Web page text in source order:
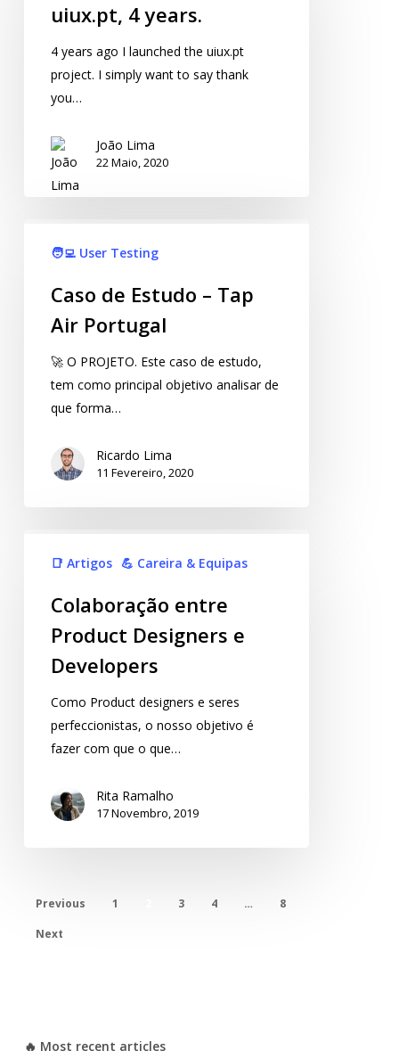
uiux.pt, 4 years.
4 years ago I launched the uiux.pt
project. I simply want to say thank
you…
João Lima
22 Maio, 2020
🧑‍💻 User Testing
Caso de Estudo – Tap
Air Portugal
🚀 O PROJETO. Este caso de estudo,
tem como principal objetivo analisar de
que forma…
Ricardo Lima
11 Fevereiro, 2020
📑 Artigos 💪 Careira & Equipas
Colaboração entre
Product Designers e
Developers
Como Product designers e seres
perfeccionistas, o nosso objetivo é
fazer com que o que…
Rita Ramalho
17 Novembro, 2019
Previous 1 3 4 …
8
Next
🔥 Most recent articles